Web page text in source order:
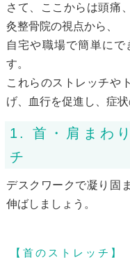
さて、ここからは頭痛
灸整骨院の視点から、
自宅や職場で簡単に
す。
これらのストレッチや
げ、血行を促進し、症
1. 首・肩まわ
チ
デスクワークで凝り固
伸ばしましょう。
【首のストレッチ】